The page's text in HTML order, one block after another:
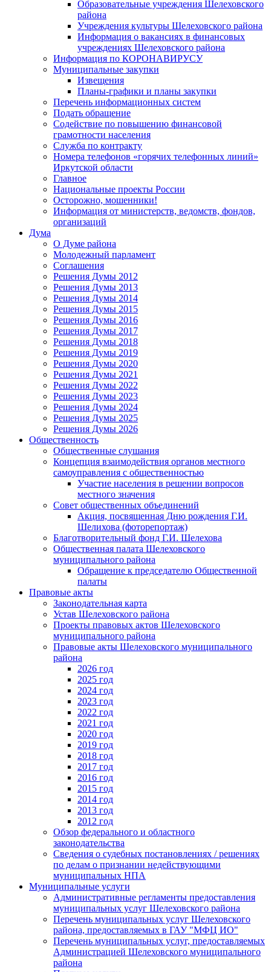
Образовательные учреждения Шелеховского
района
Учреждения культуры Шелеховского района
Информация о вакансиях в финансовых
учреждениях Шелеховского района
Информация по КОРОНАВИРУСУ
Муниципальные закупки
Извещения
Планы-графики и планы закупки
Перечень информационных систем
Подать обращение
Содействие по повышению финансовой
грамотности населения
Служба по контракту
Номера телефонов «горячих телефонных линий»
Иркутской области
Главное
Национальные проекты России
Осторожно, мошенники!
Информация от министерств, ведомств, фондов,
организаций
Дума
О Думе района
Молодежный парламент
Соглашения
Решения Думы 2012
Решения Думы 2013
Решения Думы 2014
Решения Думы 2015
Решения Думы 2016
Решения Думы 2017
Решения Думы 2018
Решения Думы 2019
Решения Думы 2020
Решения Думы 2021
Решения Думы 2022
Решения Думы 2023
Решения Думы 2024
Решения Думы 2025
Решения Думы 2026
Общественность
Общественные слушания
Концепция взаимодействия органов местного
самоуправления с общественностью
Участие населения в решении вопросов
местного значения
Совет общественных объединений
Акция, посвященная Дню рождения Г.И.
Шелихова (фоторепортаж)
Благотворительный фонд Г.И. Шелехова
Общественная палата Шелеховского
муниципального района
Обращение к председателю Общественной
палаты
Правовые акты
Законодательная карта
Устав Шелеховского района
Проекты правовых актов Шелеховского
муниципального района
Правовые акты Шелеховского муниципального
района
2026 год
2025 год
2024 год
2023 год
2022 год
2021 год
2020 год
2019 год
2018 год
2017 год
2016 год
2015 год
2014 год
2013 год
2012 год
Обзор федерального и областного
законодательства
Сведения о судебных постановлениях / решениях
по делам о признании недействующими
муниципальных НПА
Муниципальные услуги
Административные регламенты предоставления
муниципальных услуг Шелеховского района
Перечень муниципальных услуг Шелеховского
района, предоставляемых в ГАУ "МФЦ ИО"
Перечень муниципальных услуг, предоставляемых
Администрацией Шелеховского муниципального
района